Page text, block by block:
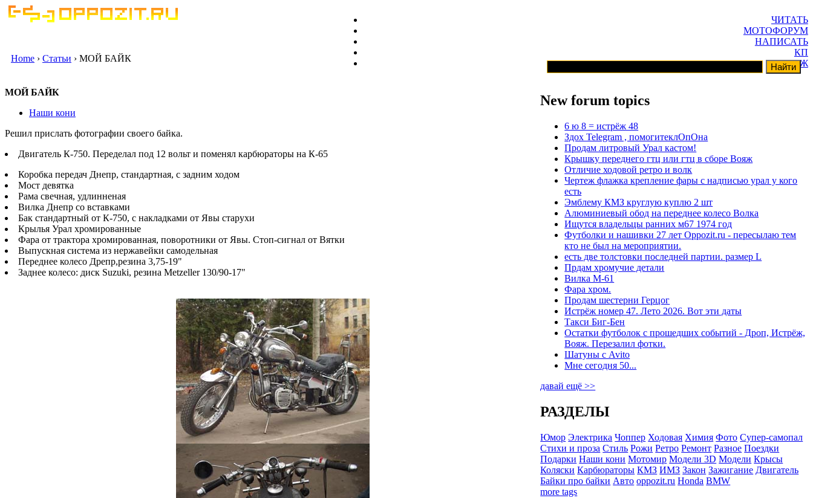
ЧИТАТЬ
МОТОФОРУМ
НАПИСАТЬ
КП
ГАРАЖ
Home › Статьи › МОЙ БАЙК
МОЙ БАЙК
Наши кони
Решил прислать фотографии своего байка.
Двигатель К-750. Переделал под 12 вольт и поменял карбюраторы на К-65
Коробка передач Днепр, стандартная, с задним ходом
Мост девятка
Рама свечная, удлинненая
Вилка Днепр со вставками
Бак стандартный от К-750, с накладками от Явы старухи
Крылья Урал хромированные
Фара от трактора хромированная, поворотники от Явы. Cтоп-сигнал от Вятки
Выпускная система из нержавейки самодельная
Переднее колесо Дрепр,резина 3,75-19"
Заднее колесо: диск Suzuki, резина Metzeller 130/90-17"
New forum topics
6 ю 8 = истрёж 48
Здох Telegram , помогитеклОпОна
Продам литровый Урал кастом!
Крышку переднего гтц или гтц в сборе Вояж
Отличие ходовой ретро и волк
Чертеж флажка крепление фары с надписью урал у кого
есть
Эмблему КМЗ круглую куплю 2 шт
Алюминиевый обод на переднее колесо Волка
Ищутся владельцы ранних м67 1974 год
Футболки и нашивки 27 лет Oppozit.ru - пересылаю тем
кто не был на мероприятии.
есть две толстовки последней партии. размер L
Прдам хромучие детали
Вилка М-61
Фара хром.
Продам шестерни Герцог
Истрёж номер 47. Лето 2026. Вот эти даты
Такси Биг-Бен
Остатки футболок с прошедших событий - Дроп, Истрёж,
Вояж. Перезалил фотки.
Шатуны с Avito
Мне сегодня 50...
давай ещё >>
РАЗДЕЛЫ
Юмор Электрика Чоппер Ходовая Химия Фото Супер-самопал
Стихи и проза Стиль Рожи Ретро Ремонт Разное Поездки
Подарки Наши кони Мотомир Модели 3D Модели Крысы
Коляски Карбюраторы КМЗ ИМЗ Закон Зажигание Двигатель
Байки про байки Авто oppozit.ru Honda BMW
more tags